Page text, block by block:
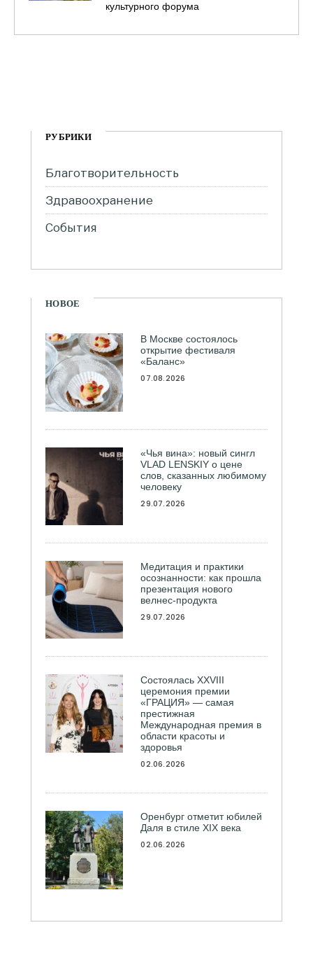
культурного форума
РУБРИКИ
Благотворительность
Здравоохранение
События
НОВОЕ
В Москве состоялось
открытие фестиваля
«Баланс»
07.08.2026
«Чья вина»: новый сингл
VLAD LENSKIY о цене
слов, сказанных любимому
человеку
29.07.2026
Медитация и практики
осознанности: как прошла
презентация нового
велнес-продукта
29.07.2026
Состоялась ХXVIII
церемония премии
«ГРАЦИЯ» — самая
престижная
Международная премия в
области красоты и
здоровья
02.06.2026
Оренбург отметит юбилей
Даля в стиле XIX века
02.06.2026